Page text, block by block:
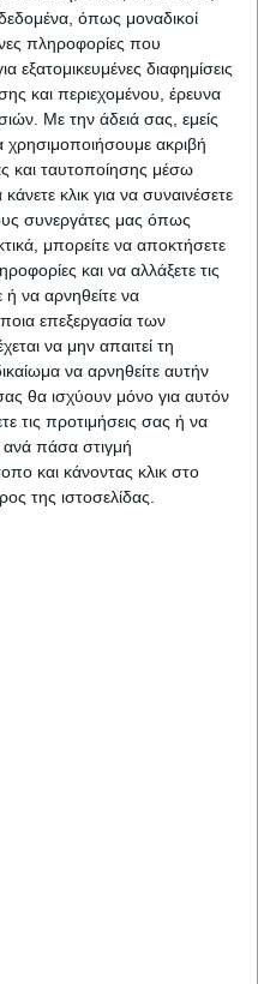
όπως μοναδικοί
πληροφορίες που
εξατομικευμένες διαφημίσεις
και περιεχομένου, έρευνα
Με την άδειά σας, εμείς
χρησιμοποιήσουμε ακριβή
και ταυτοποίησης μέσω
κλικ για να συναινέσετε
συνεργάτες μας όπως
μπορείτε να αποκτήσετε
και να αλλάξετε τις
ή να αρνηθείτε να
επεξεργασία των
να μην απαιτεί τη
να αρνηθείτε αυτήν
θα ισχύουν μόνο για αυτόν
τις προτιμήσεις σας ή να
πάσα στιγμή
και κάνοντας κλικ στο
της ιστοσελίδας.
Εφημερίδα της Καρδίτσας